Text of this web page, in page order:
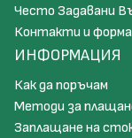
Често Задавани
Контакти и
ИНФОРМАЦИЯ
Как да поръчам
Методи за
Заплащане на